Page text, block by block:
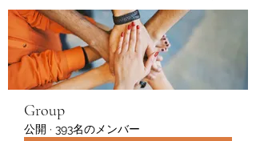
Group
公開 · 393名のメンバー